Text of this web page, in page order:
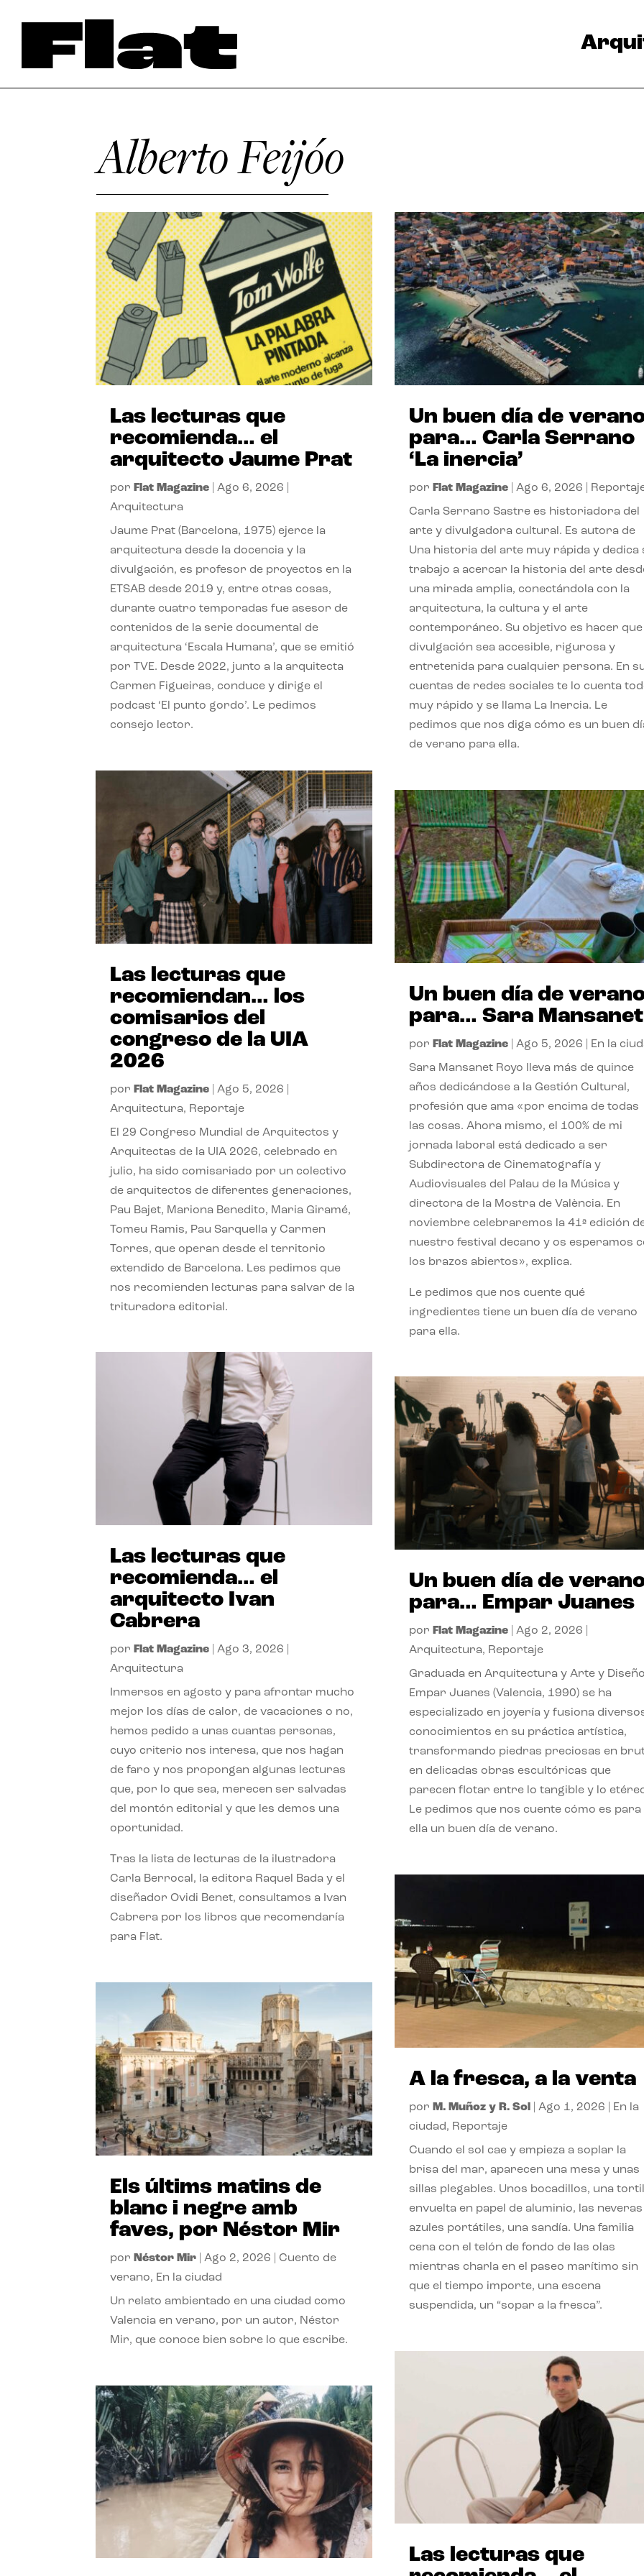
Alberto Feijóo
Las lecturas que
recomienda… el
arquitecto Jaume Prat
por Flat Magazine |Ago 6, 2026
Arquitectura
Jaume Prat (Barcelona, 1975) ejerce la
arquitectura desde la docencia y la
divulgación, es profesor de proyectos en la
ETSAB desde 2019 y, entre otras cosas,
durante cuatro temporadas fue asesor de
contenidos de la serie documental de
arquitectura ‘Escala Humana’, que se emitió
por TVE. Desde 2022, junto a la arquitecta
Carmen Figueiras, conduce y dirige el
podcast ‘El punto gordo’. Le pedimos
consejo lector.
Las lecturas que
recomiendan… los
comisarios del
congreso de la UIA
2026
por Flat Magazine |Ago 5, 2026
Arquitectura, Reportaje
El 29 Congreso Mundial de Arquitectos y
Arquitectas de la UIA 2026, celebrado en
julio, ha sido comisariado por un colectivo
de arquitectos de diferentes generaciones,
Pau Bajet, Mariona Benedito, Maria Giramé,
Tomeu Ramis, Pau Sarquella y Carmen
Torres, que operan desde el territorio
extendido de Barcelona. Les pedimos que
nos recomienden lecturas para salvar de la
trituradora editorial.
Las lecturas que
recomienda… el
arquitecto Ivan
Cabrera
por Flat Magazine |Ago 3, 2026
Arquitectura
Inmersos en agosto y para afrontar mucho
mejor los días de calor, de vacaciones o no,
hemos pedido a unas cuantas personas,
cuyo criterio nos interesa, que nos hagan
de faro y nos propongan algunas lecturas
que, por lo que sea, merecen ser salvadas
del montón editorial y que les demos una
oportunidad.
Tras la lista de lecturas de la ilustradora
Carla Berrocal, la editora Raquel Bada y el
diseñador Ovidi Benet, consultamos a Ivan
Cabrera por los libros que recomendaría
para Flat.
Els últims matins de
blanc i negre amb
faves, por Néstor Mir
por Néstor Mir |Ago 2, 2026 |Cuento de
verano, En la ciudad
Un relato ambientado en una ciudad como
Valencia en verano, por un autor, Néstor
Mir, que conoce bien sobre lo que escribe.
Un buen día de
para… Carla Serrano
‘La inercia’
por Flat Magazine| Ago 6, 2026
Carla Serrano Sastre es historiadora del
arte y divulgadora cultural. Es autora de
Una historia del arte muy rápida y dedica
trabajo a acercar la historia del arte
una mirada amplia, conectándola con la
arquitectura, la cultura y el arte
contemporáneo. Su objetivo es hacer que
divulgación sea accesible, rigurosa y
entretenida para cualquier persona. En
cuentas de redes sociales te lo cuenta
muy rápido y se llama La Inercia. Le
pedimos que nos diga cómo es un buen
de verano para ella.
Un buen día de
para… Sara Mansanet
por Flat Magazine| Ago 5, 2026 En la
Sara Mansanet Royo lleva más de quince
años dedicándose a la Gestión Cultural,
profesión que ama «por encima de todas
las cosas. Ahora mismo, el 100% de mi
jornada laboral está dedicado a ser
Subdirectora de Cinematografía y
Audiovisuales del Palau de la Música y
directora de la Mostra de València. En
noviembre celebraremos la 41ª edición
nuestro festival decano y os esperamos
los brazos abiertos», explica.
Le pedimos que nos cuente qué
ingredientes tiene un buen día de verano
para ella.
Un buen día de
para… Empar Juanes
por Flat Magazine| Ago 2, 2026
Arquitectura, Reportaje
Graduada en Arquitectura y Arte y
Empar Juanes (Valencia, 1990) se ha
especializado en joyería y fusiona
conocimientos en su práctica artística,
transformando piedras preciosas en
en delicadas obras escultóricas que
parecen flotar entre lo tangible y lo
Le pedimos que nos cuente cómo es para
ella un buen día de verano.
A la fresca, a la venta
por M. Muñoz y R. Sol Ago 1, 2026
En la
ciudad, Reportaje
Cuando el sol cae y empieza a soplar la
brisa del mar, aparecen una mesa y unas
sillas plegables. Unos bocadillos, una
envuelta en papel de aluminio, las neveras
azules portátiles, una sandía. Una familia
cena con el telón de fondo de las olas
mientras charla en el paseo marítimo sin
que el tiempo importe, una escena
suspendida, un “sopar a la fresca”.
Las lecturas que